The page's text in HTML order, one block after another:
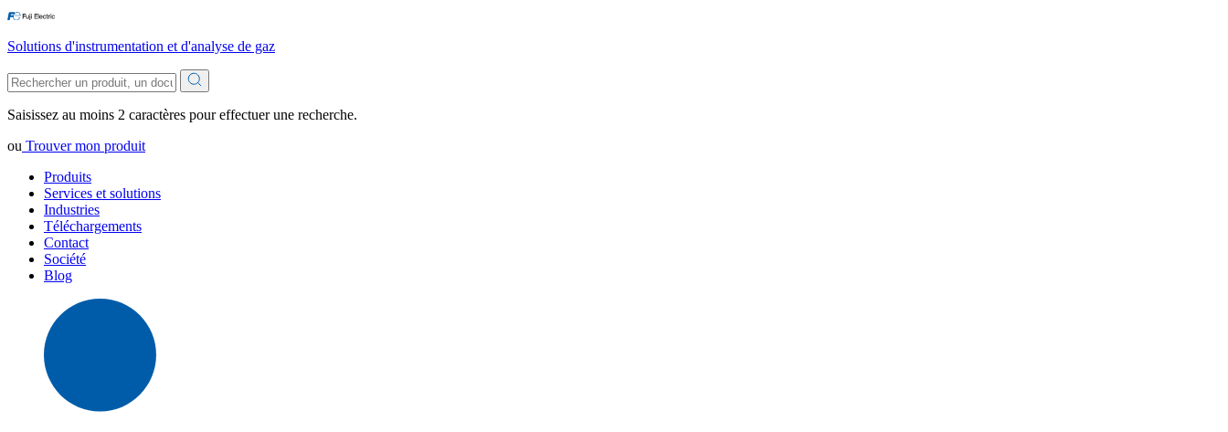
Solutions d'instrumentation et d'analyse de gaz
Saisissez au moins 2 caractères pour effectuer une recherche.
ou Trouver mon produit
Produits
Services et solutions
Industries
Téléchargements
Contact
Société
Blog